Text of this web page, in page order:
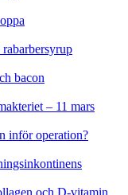
bacon
– 11 mars
inför operation?
och D-vitamin